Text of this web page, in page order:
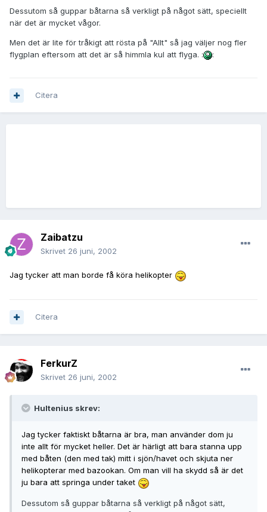
Dessutom så guppar båtarna så verkligt på något sätt, speciellt
när det är mycket vågor.
Men det är lite för tråkigt att rösta på "Allt" så jag väljer nog fler
flygplan eftersom att det är så himmla kul att flyga. :
:
Citera
Zaibatzu
Skrivet 26 juni, 2002
Jag tycker att man borde få köra helikopter
Citera
FerkurZ
Skrivet 26 juni, 2002
Hultenius skrev:
Jag tycker faktiskt båtarna är bra, man använder dom ju
inte allt för mycket heller. Det är härligt att bara stanna upp
med båten (den med tak) mitt i sjön/havet och skjuta ner
helikopterar med bazookan. Om man vill ha skydd så är det
ju bara att springa under taket
Dessutom så guppar båtarna så verkligt på något sätt,